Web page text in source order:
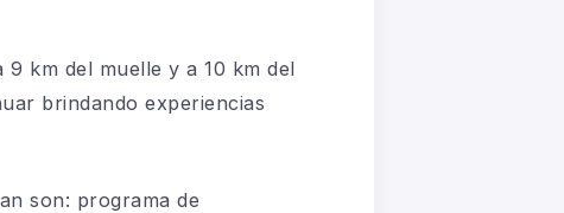
9 km del muelle y a 10 km del
brindando experiencias
son: programa de